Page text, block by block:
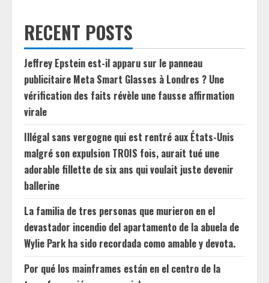
RECENT POSTS
Jeffrey Epstein est-il apparu sur le panneau
publicitaire Meta Smart Glasses à Londres ? Une
vérification des faits révèle une fausse affirmation
virale
Illégal sans vergogne qui est rentré aux États-Unis
malgré son expulsion TROIS fois, aurait tué une
adorable fillette de six ans qui voulait juste devenir
ballerine
La familia de tres personas que murieron en el
devastador incendio del apartamento de la abuela de
Wylie Park ha sido recordada como amable y devota.
Por qué los mainframes están en el centro de la